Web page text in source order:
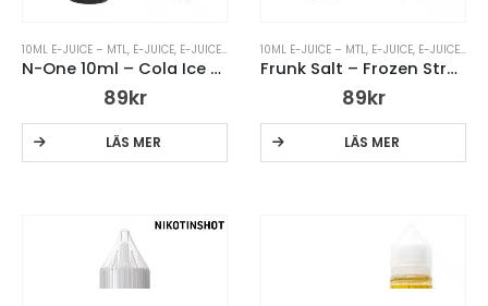
10ML E-JUICE – MTL, E-JUICE, E-JUICE MED NIKOTIN ,N ONE ,N ONE 10ML
N-One 10ml – Cola Ice – 14mg Nic Salt
89kr
LÄS MER
10ML E-JUICE – MTL, E-JUICE, E-JUICE – MTL
Frunk Salt – Frozen Strawberry – 10ml 14mg
89kr
LÄS MER